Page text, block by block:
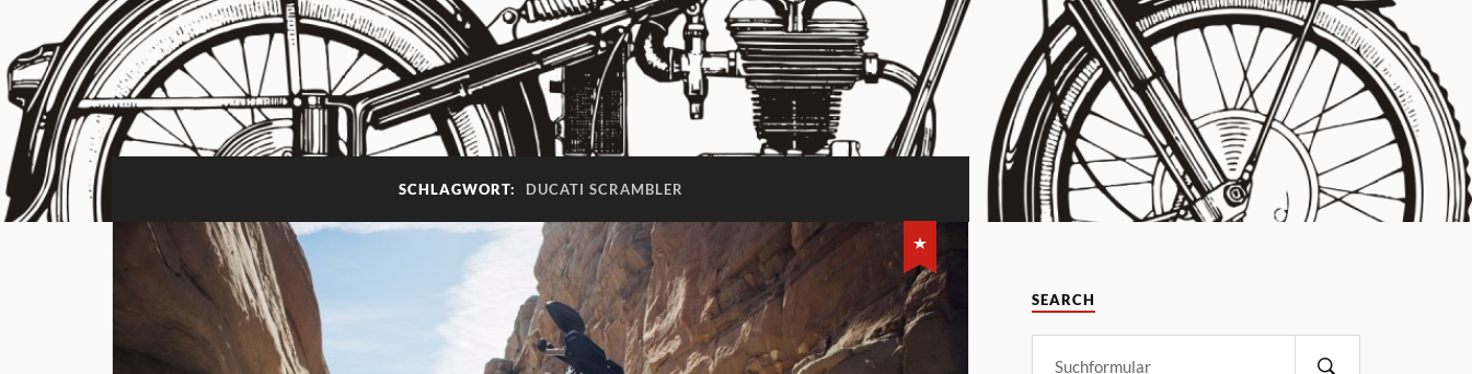
SCHLAGWORT: DUCATI SCRAMBLER
SEARCH